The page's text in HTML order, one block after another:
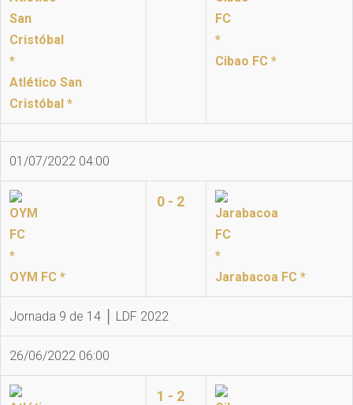
Atlético San
Cristóbal *
Cibao FC *
01/07/2022 04:00
OYM FC *
0 - 2
Jarabacoa FC *
Jornada 9 de 14 │ LDF 2022
26/06/2022 06:00
1 - 2